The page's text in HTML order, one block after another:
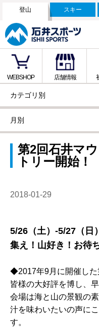
登山 スキー
WEBSHOP 店舗情報
カテゴリ別
月別
第2回石井マ
トリー開始！
2018-01-29
5/26（土）-5/27（日
集え！山好き！お待
◆2017年9月に開催した
皆様の大好評を博し、
会場は海と山の景観の
汁を味わいたいの声に
す。